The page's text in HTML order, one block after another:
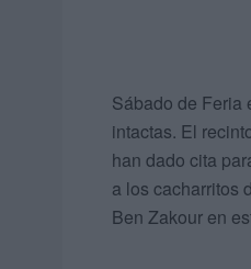
Sábado de Feria
intactas. El
han dado cita
a los cacharritos
Ben Zakour en